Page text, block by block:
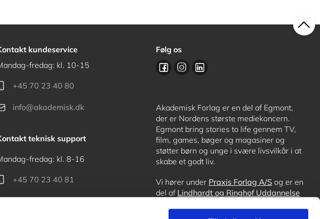
kundeservice
fredag: kl. 10-15
+45 70 23 40 80
info@akademisk.dk
teknisk support
fredag: kl. 8-16
+45 70 23 40 81
Følg os
Akademisk Forlag er en del af Egmont,
der er Nordens største mediekoncern.
Egmont bring stories to life gennem TV,
film, games, bøger og magasiner og
støtter børn og unge i svære livsvilkår i at
skabe et godt liv.
Vi hører under Praxis Forlag A/S og er en
del af Lindhardt og Ringhof Uddannelse